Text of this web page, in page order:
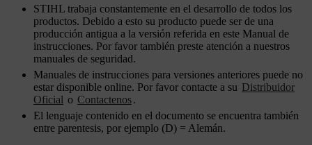
STIHL trabaja constantemente en el desarrollo de todos los
productos. Debido a esto su producto puede ser de una
producción antigua a la versión referida en este Manual de
instrucciones. Por favor también preste atención a nuestros
manuales de seguridad.
Manuales de instrucciones para versiones anteriores puede no
estar disponible online. Por favor contacte a su Distribuidor
Oficial o Contactenos.
El lenguaje contenido en el documento se encuentra también
entre parentesis, por ejemplo (D) = Alemán.